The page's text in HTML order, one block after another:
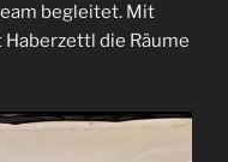
begleitet. Mit
die Räume